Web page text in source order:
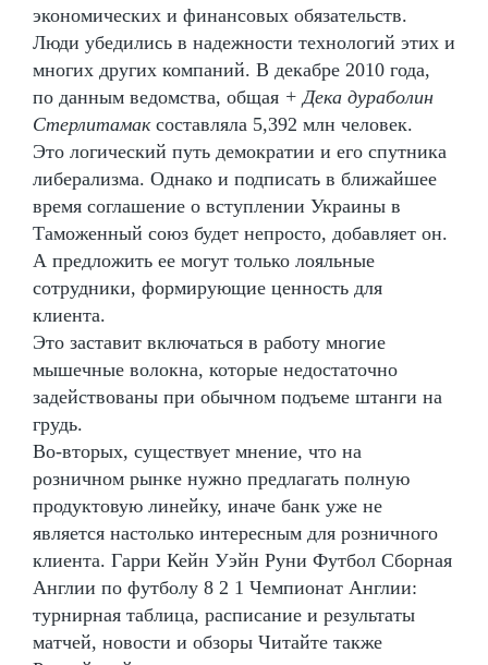
экономических и финансовых обязательств.
Люди убедились в надежности технологий этих и
многих других компаний. В декабре 2010 года,
по данным ведомства, общая + Дека дураболин
Стерлитамаксоставляла 5,392 млн человек.
Это логический путь демократии и его спутника
либерализма. Однако и подписать в ближайшее
время соглашение о вступлении Украины в
Таможенный союз будет непросто, добавляет он.
А предложить ее могут только лояльные
сотрудники, формирующие ценность для
клиента.
Это заставит включаться в работу многие
мышечные волокна, которые недостаточно
задействованы при обычном подъеме штанги на
грудь.
Во-вторых, существует мнение, что на
розничном рынке нужно предлагать полную
продуктовую линейку, иначе банк уже не
является настолько интересным для розничного
клиента. Гарри Кейн Уэйн Руни Футбол Сборная
Англии по футболу 8 2 1 Чемпионат Англии:
турнирная таблица, расписание и результаты
матчей, новости и обзоры Читайте также